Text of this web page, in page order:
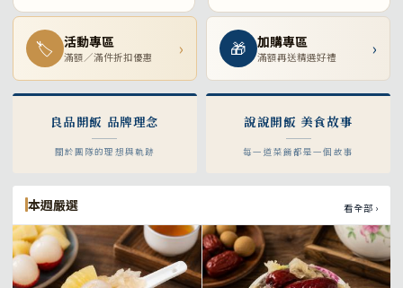
🏷 活動專區
滿額／滿件折扣優惠 › 🎁 加購專區
滿額再送精選好禮 ›
良品開飯 品牌理念
關於團隊的理想與軌跡
說說開飯 美食故事
每一道菜餚都是一個故事
本週嚴選 看全部 ›